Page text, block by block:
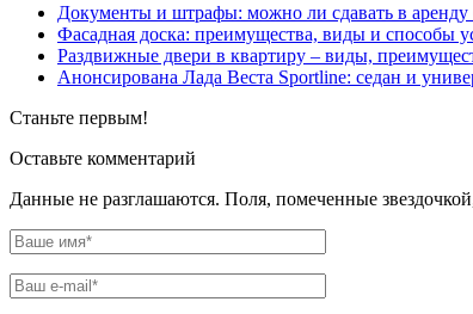
Документы и штрафы: можно ли сдавать в
Фасадная доска: преимущества, виды и способы
Раздвижные двери в квартиру – виды,
Анонсирована Лада Веста Sportline: седан и
Станьте первым!
Оставьте комментарий
Данные не разглашаются. Поля, помеченные